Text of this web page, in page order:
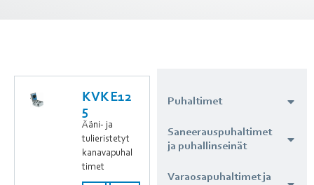
KVKE12
5
Ääni- ja
tulieristetyt
kanavapuhal
timet
Puhaltimet
Saneerauspuhaltimet
ja puhallinseinät
Varaosapuhaltimet ja